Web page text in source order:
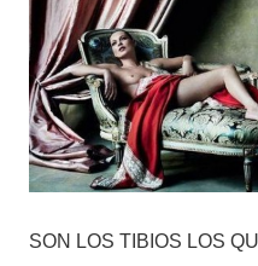
SON LOS TIBIOS LOS